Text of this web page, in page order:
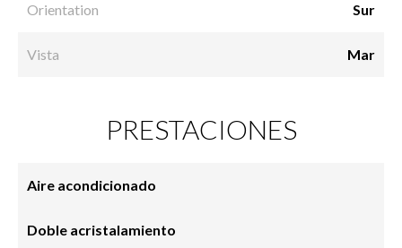
Orientation Sur
Vista Mar
PRESTACIONES
Aire acondicionado
Doble acristalamiento